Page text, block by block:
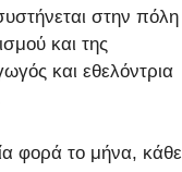
στην πόλη
και της
και εθελόντρια
φορά το μήνα, κάθε